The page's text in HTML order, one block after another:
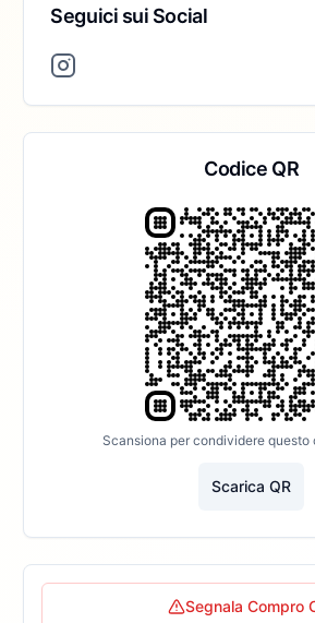
Seguici sui Social
Codice QR
Scansiona per condividere questo
Scarica QR
Segnala Compro